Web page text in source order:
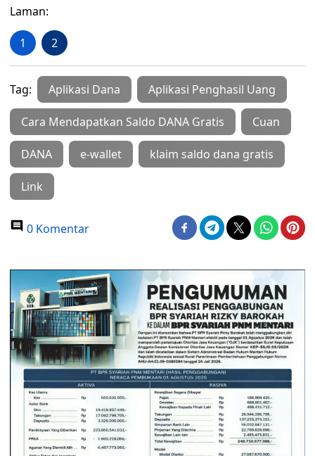
Laman:
1 2
Tag: Aplikasi Dana Aplikasi Penghasil Uang
Cara Mendapatkan Saldo DANA Gratis Cuan
DANA e-wallet klaim saldo dana gratis
Link
0 Komentar